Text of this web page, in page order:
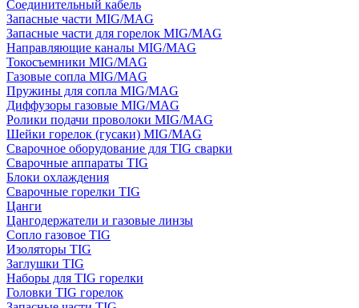
Соединительный кабель
Запасные части MIG/MAG
Запасные части для горелок MIG/MAG
Направляющие каналы MIG/MAG
Токосъемники MIG/MAG
Газовые сопла MIG/MAG
Пружины для сопла MIG/MAG
Диффузоры газовые MIG/MAG
Ролики подачи проволоки MIG/MAG
Шейки горелок (гусаки) MIG/MAG
Сварочное оборудование для TIG сварки
Сварочные аппараты TIG
Блоки охлаждения
Сварочные горелки TIG
Цанги
Цангодержатели и газовые линзы
Сопло газовое TIG
Изоляторы TIG
Заглушки TIG
Наборы для TIG горелки
Головки TIG горелок